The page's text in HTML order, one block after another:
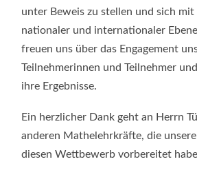
unter Beweis zu stellen und sich
nationaler und internationaler
freuen uns über das Engagement
Teilnehmerinnen und Teilnehmer
ihre Ergebnisse.
Ein herzlicher Dank geht an Herrn
anderen Mathelehrkräfte, die
diesen Wettbewerb vorbereitet